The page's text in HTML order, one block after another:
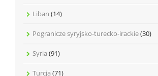
Liban (14)
Pogranicze syryjsko-turecko-irackie(30)
Syria (91)
Turcja (71)